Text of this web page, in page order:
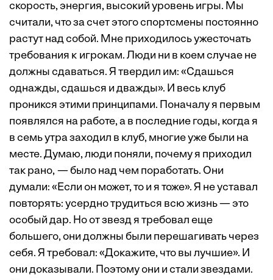
скорость, энергия, высокий уровень игры. Мы
считали, что за счет этого спортсмены постоянно
растут над собой. Мне приходилось ужесточать
требования к игрокам. Люди ни в коем случае не
должны сдаваться. Я твердил им: «Сдашься
однажды, сдашься и дважды». И весь клуб
проникся этими принципами. Поначалу я первым
появлялся на работе, а в последние годы, когда я
в семь утра заходил в клуб, многие уже были на
месте. Думаю, люди поняли, почему я приходил
так рано, — было над чем поработать. Они
думали: «Если он может, то и я тоже». Я не уставал
повторять: усердно трудиться всю жизнь — это
особый дар. Но от звезд я требовал еще
большего, они должны были перешагивать через
себя. Я требовал: «Докажите, что вы лучшие». И
они доказывали. Поэтому они и стали звездами.